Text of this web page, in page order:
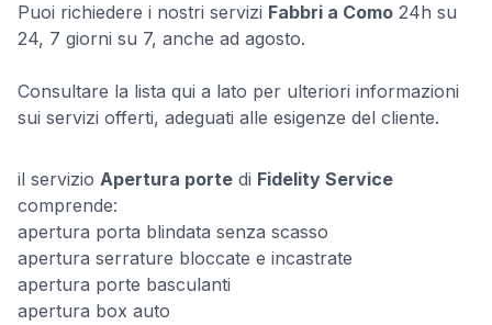
Puoi richiedere i nostri servizi Fabbri a Como 24h su
24, 7 giorni su 7, anche ad agosto.
Consultare la lista qui a lato per ulteriori informazioni
sui servizi offerti, adeguati alle esigenze del cliente.
il servizio Apertura porte di Fidelity Service
comprende:
apertura porta blindata senza scasso
apertura serrature bloccate e incastrate
apertura porte basculanti
apertura box auto